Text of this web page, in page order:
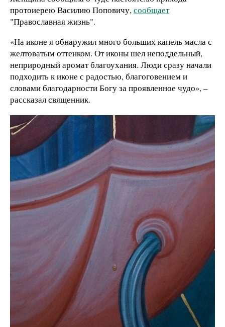
протоиерею Василию Поповичу,сообщает
"Православная жизнь".
«На иконе я обнаружил много больших капель масла с
желтоватым оттенком. От иконы шел неподдельный,
неприродный аромат благоухания. Люди сразу начали
подходить к иконе с радостью, благоговением и
словами благодарности Богу за проявленное чудо», –
рассказал священник.